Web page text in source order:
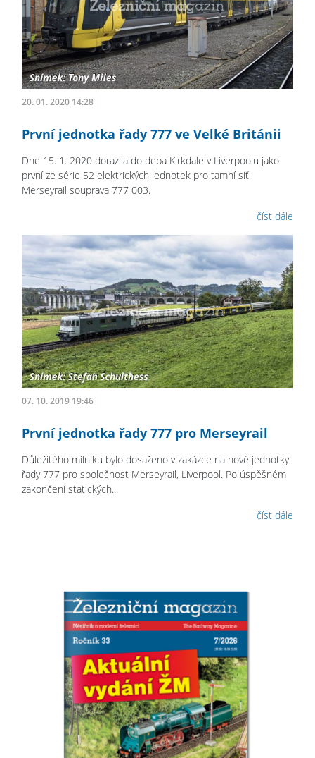
20. 01. 2020 14:28
První jednotka řady 777 ve Velké Británii
Dne 15. 1. 2020 dorazila do depa Kirkdale v Liverpoolu jako
první ze série 52 elektrických jednotek pro tamní síť
Merseyrail souprava 777 003.
číst dále
07. 10. 2019 19:46
První jednotka řady 777 pro Merseyrail
Důležitého milníku bylo dosaženo v zakázce na nové jednotky
řady 777 pro společnost Merseyrail, Liverpool. Po úspěšném
zakončení statických...
číst dále